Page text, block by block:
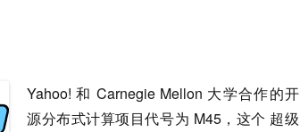
Yahoo! 和 Carnegie Mellon 大学合作的开
源分布式计算项目代号为 M45，这个 超级